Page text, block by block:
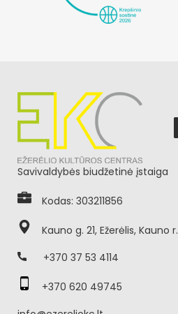
Savivaldybės biudžetinė įstaiga
Kodas: 303211856
Kauno g. 21, Ežerėlis, Kauno r.
+370 37 53 4114
+370 620 49745